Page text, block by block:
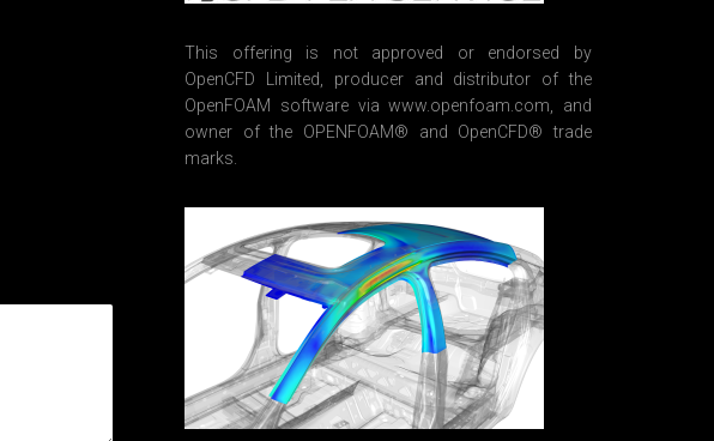
This offering is not approved or endorsed by
OpenCFD Limited, producer and distributor of the
OpenFOAM software via www.openfoam.com, and
owner of the OPENFOAM® and OpenCFD® trade
marks.